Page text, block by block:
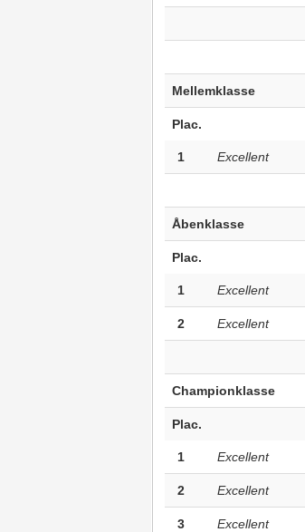
Mellemklasse
Plac.
1 Excellent
Åbenklasse
Plac.
1 Excellent
2 Excellent
Championklasse
Plac.
1 Excellent
2 Excellent
3 Excellent